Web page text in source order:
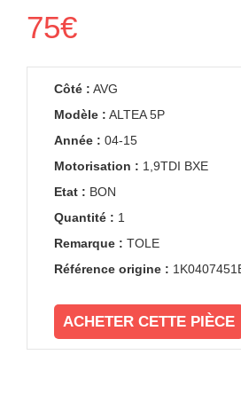
75€
Côté : AVG
Modèle : ALTEA 5P
Année : 04-15
Motorisation : 1,9TDI BXE
Etat : BON
Quantité : 1
Remarque : TOLE
Référence origine :
ACHETER CETTE PIÈCE